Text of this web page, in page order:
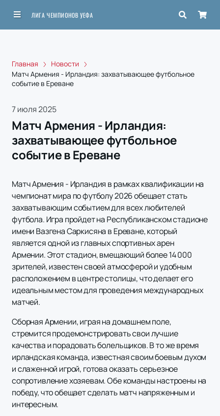
ЛИГА ЧЕМПИОНОВ УЕФА
Главная
Новости
Матч Армения - Ирландия: захватывающее футбольное
событие в Ереване
7 июля 2025
Матч Армения - Ирландия:
захватывающее футбольное
событие в Ереване
Матч Армения - Ирландия в рамках квалификации на
чемпионат мира по футболу 2026 обещает стать
захватывающим событием для всех любителей
футбола. Игра пройдет на Республиканском стадионе
имени Вазгена Саркисяна в Ереване, который
является одной из главных спортивных арен
Армении. Этот стадион, вмещающий более 14 000
зрителей, известен своей атмосферой и удобным
расположением в центре столицы, что делает его
идеальным местом для проведения международных
матчей.
Сборная Армении, играя на домашнем поле,
стремится продемонстрировать свои лучшие
качества и порадовать болельщиков. В то же время
ирландская команда, известная своим боевым духом
и слаженной игрой, готова оказать серьезное
сопротивление хозяевам. Обе команды настроены на
победу, что обещает сделать матч напряженным и
интересным.